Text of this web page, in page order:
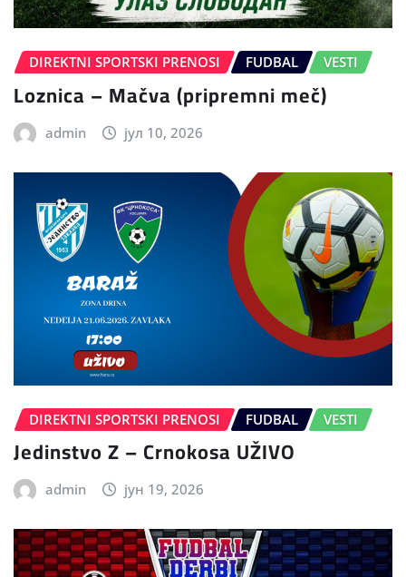
DIREKTNI SPORTSKI PRENOSI FUDBAL VESTI
Loznica – Mačva (pripremni meč)
admin јул 10, 2026
DIREKTNI SPORTSKI PRENOSI FUDBAL VESTI
Jedinstvo Z – Crnokosa UŽIVO
admin јун 19, 2026